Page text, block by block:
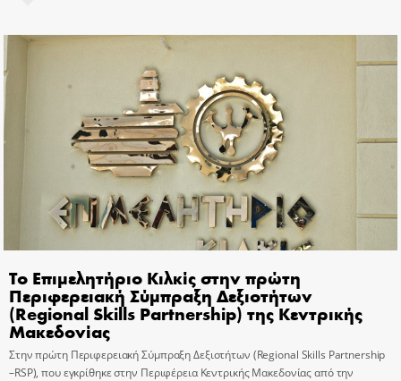
Το Επιμελητήριο Κιλκίς στην πρώτη
Περιφερειακή Σύμπραξη Δεξιοτήτων
(Regional Skills Partnership) της Κεντρικής
Μακεδονίας
Στην πρώτη Περιφερειακή Σύμπραξη Δεξιοτήτων (Regional Skills Partnership
–RSP), που εγκρίθηκε στην Περιφέρεια Κεντρικής Μακεδονίας από την